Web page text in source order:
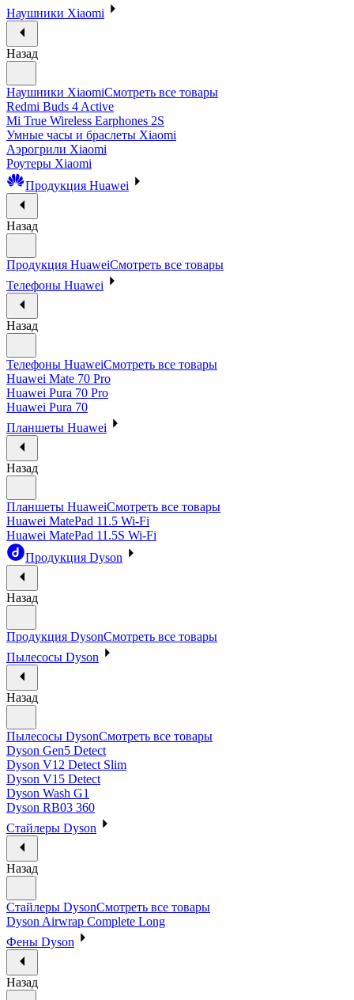
Наушники Xiaomi
Назад
Наушники XiaomiСмотреть все товары
Redmi Buds 4 Active
Mi True Wireless Earphones 2S
Умные часы и браслеты Xiaomi
Аэрогрили Xiaomi
Роутеры Xiaomi
Продукция Huawei
Назад
Продукция HuaweiСмотреть все товары
Телефоны Huawei
Назад
Телефоны HuaweiСмотреть все товары
Huawei Mate 70 Pro
Huawei Pura 70 Pro
Huawei Pura 70
Планшеты Huawei
Назад
Планшеты HuaweiСмотреть все товары
Huawei MatePad 11.5 Wi-Fi
Huawei MatePad 11.5S Wi-Fi
Продукция Dyson
Назад
Продукция DysonСмотреть все товары
Пылесосы Dyson
Назад
Пылесосы DysonСмотреть все товары
Dyson Gen5 Detect
Dyson V12 Detect Slim
Dyson V15 Detect
Dyson Wash G1
Dyson RB03 360
Стайлеры Dyson
Назад
Стайлеры DysonСмотреть все товары
Dyson Airwrap Complete Long
Фены Dyson
Назад